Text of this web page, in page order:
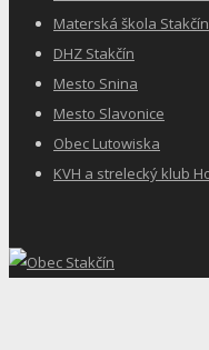
Materská škola Stakčín
DHZ Stakčín
Mesto Snina
Mesto Slavonice
Obec Lutowiska
KVH a strelecký klub